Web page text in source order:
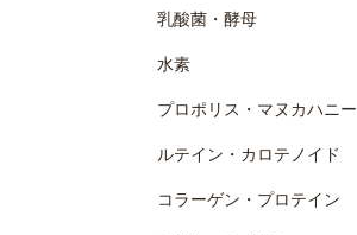
乳酸菌・酵母
水素
プロポリス・マヌカハニー
ルテイン・カロテノイド
コラーゲン・プロテイン